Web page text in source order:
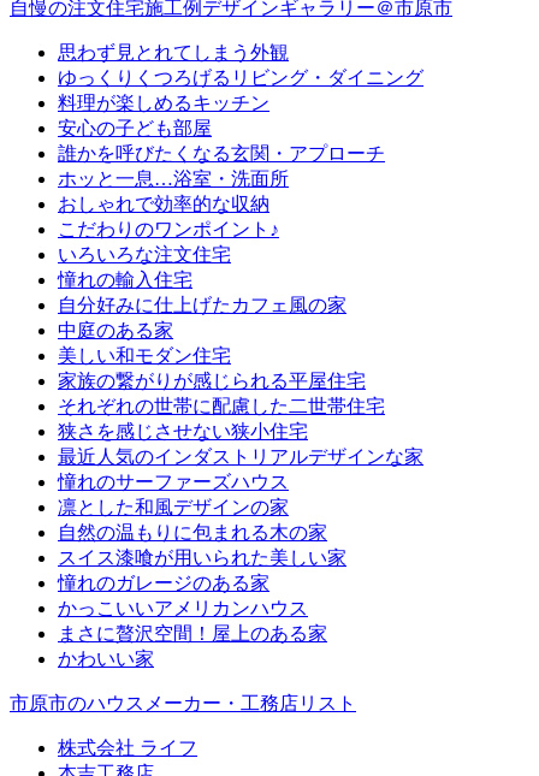
自慢の注文住宅施工例デザインギャラリー＠市原市
思わず見とれてしまう外観
ゆっくりくつろげるリビング・ダイニング
料理が楽しめるキッチン
安心の子ども部屋
誰かを呼びたくなる玄関・アプローチ
ホッと一息…浴室・洗面所
おしゃれで効率的な収納
こだわりのワンポイント♪
いろいろな注文住宅
憧れの輸入住宅
自分好みに仕上げたカフェ風の家
中庭のある家
美しい和モダン住宅
家族の繋がりが感じられる平屋住宅
それぞれの世帯に配慮した二世帯住宅
狭さを感じさせない狭小住宅
最近人気のインダストリアルデザインな家
憧れのサーファーズハウス
凛とした和風デザインの家
自然の温もりに包まれる木の家
スイス漆喰が用いられた美しい家
憧れのガレージのある家
かっこいいアメリカンハウス
まさに贅沢空間！屋上のある家
かわいい家
市原市のハウスメーカー・工務店リスト
株式会社 ライフ